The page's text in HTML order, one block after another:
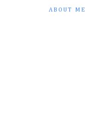
ABOUT ME